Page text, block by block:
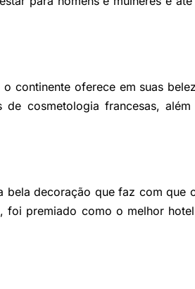
continente oferece em suas
cosmetologia francesas,
bela decoração que faz com que
foi premiado como o melhor